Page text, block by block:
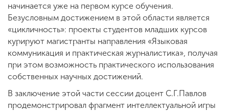
начинается уже на первом курсе обучения.
Безусловным достижением в этой области является
«цикличность»: проекты студентов младших курсов
курируют магистранты направления «Языковая
коммуникация и практическая журналистика», получая
при этом возможность практического использования
собственных научных достижений.
В заключение этой части сессии доцент С.Г.Павлов
продемонстрировал фрагмент интеллектуальной игры